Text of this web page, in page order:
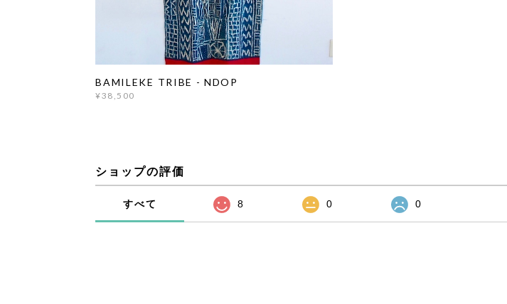
BAMILEKE TRIBE - NDOP
¥38,500
ショップの評価
すべて 8 0 0